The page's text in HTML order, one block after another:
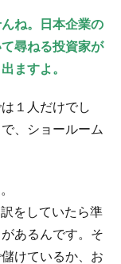
ね。日本企業の
尋ねる投資家が
ますよ。
１人だけでし
、ショールーム
をしていたら準
あるんです。そ
けているか、お